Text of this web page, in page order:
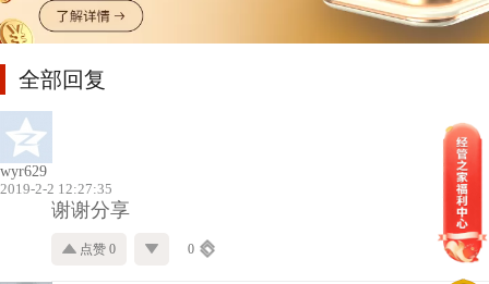
全部回复
wyr629
2019-2-2 12:27:35
谢谢分享
点赞 0 0